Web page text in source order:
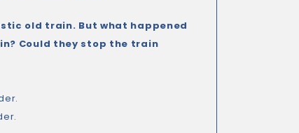
old train. But what happened
Could they stop the train